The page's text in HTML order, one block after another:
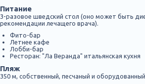
Питание
3-разовое шведский стол (оно может быть
рекомендации лечащего врача).
Фито-бар
Летнее кафе
Лобби-бар
Ресторан: "Ла Веранда" итальянская кухня
Пляж
350 м, собственный, песчаный и оборудованный